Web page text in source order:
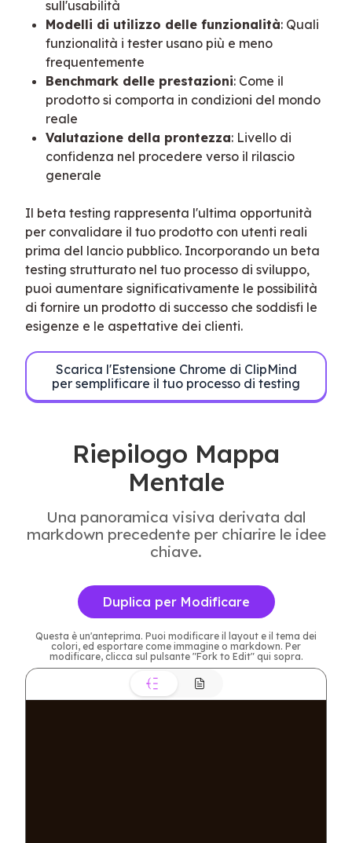
sull'usabilità
Modelli di utilizzo delle funzionalità: Quali
funzionalità i tester usano più e meno
frequentemente
Benchmark delle prestazioni: Come il
prodotto si comporta in condizioni del mondo
reale
Valutazione della prontezza: Livello di
confidenza nel procedere verso il rilascio
generale
Il beta testing rappresenta l'ultima opportunità
per convalidare il tuo prodotto con utenti reali
prima del lancio pubblico. Incorporando un beta
testing strutturato nel tuo processo di sviluppo,
puoi aumentare significativamente le possibilità
di fornire un prodotto di successo che soddisfi le
esigenze e le aspettative dei clienti.
Scarica l'Estensione Chrome di ClipMind
per semplificare il tuo processo di testing
Riepilogo Mappa
Mentale
Una panoramica visiva derivata dal
markdown precedente per chiarire le idee
chiave.
Duplica per Modificare
Questa è un'anteprima. Puoi modificare il layout e il tema dei
colori, ed esportare come immagine o markdown. Per
modificare, clicca sul pulsante "Fork to Edit" qui sopra.